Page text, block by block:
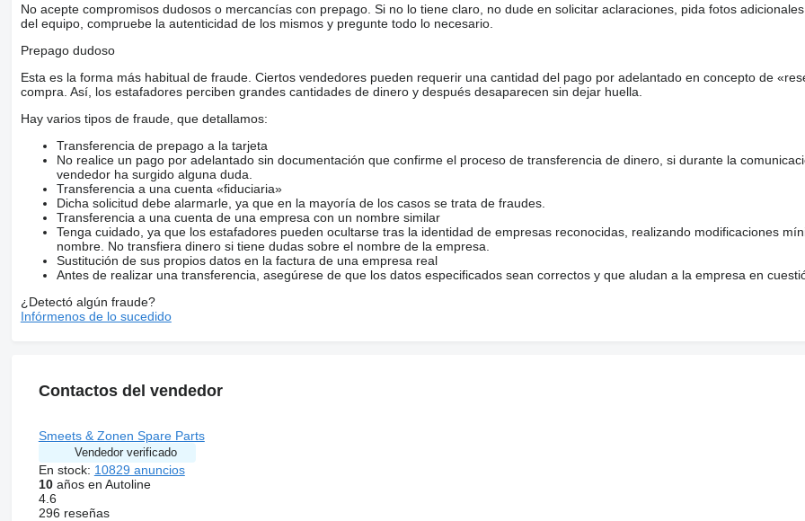
No acepte compromisos dudosos o mercancías con prepago. Si no lo tiene claro, no dude en solicitar aclaraciones, pida fotos
del equipo, compruebe la autenticidad de los mismos y pregunte todo lo necesario.
Prepago dudoso
Esta es la forma más habitual de fraude. Ciertos vendedores pueden requerir una cantidad del pago por adelantado en concepto de
compra. Así, los estafadores perciben grandes cantidades de dinero y después desaparecen sin dejar huella.
Hay varios tipos de fraude, que detallamos:
Transferencia de prepago a la tarjeta
No realice un pago por adelantado sin documentación que confirme el proceso de transferencia de dinero, si durante la
vendedor ha surgido alguna duda.
Transferencia a una cuenta «fiduciaria»
Dicha solicitud debe alarmarle, ya que en la mayoría de los casos se trata de fraudes.
Transferencia a una cuenta de una empresa con un nombre similar
Tenga cuidado, ya que los estafadores pueden ocultarse tras la identidad de empresas reconocidas, realizando modificaciones
nombre. No transfiera dinero si tiene dudas sobre el nombre de la empresa.
Sustitución de sus propios datos en la factura de una empresa real
Antes de realizar una transferencia, asegúrese de que los datos especificados sean correctos y que aludan a la empresa en
¿Detectó algún fraude?
Infórmenos de lo sucedido
Contactos del vendedor
Smeets & Zonen Spare Parts
Vendedor verificado
En stock: 10829 anuncios
10años en Autoline
4.6
296 reseñas